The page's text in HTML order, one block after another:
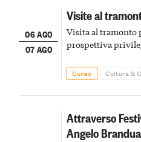
06 AGO
07 AGO
Visite al
Visita al tramonto
prospettiva
Cuneo Cultura &
Attraverso
Angelo